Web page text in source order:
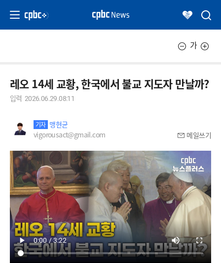
가
레오 14세 교황, 한국에서 불교 지도자 만날까?
입력 2026.06.29.08:11
기자 맹현균
vigorousact@gmail.com
메일쓰기